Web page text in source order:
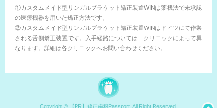
①カスタムメイド型リンガルブラケット矯正装置WINは薬機法で未承認
の医療機器を用いた矯正方法です。
②カスタムメイド型リンガルブラケット矯正装置WINはドイツにて作製
される舌側矯正装置です。入手経路については、クリニックによって異
なります。詳細は各クリニックへお問い合わせください。
Copyright © 【PR】矯正歯科Passport, All Right Reserved.